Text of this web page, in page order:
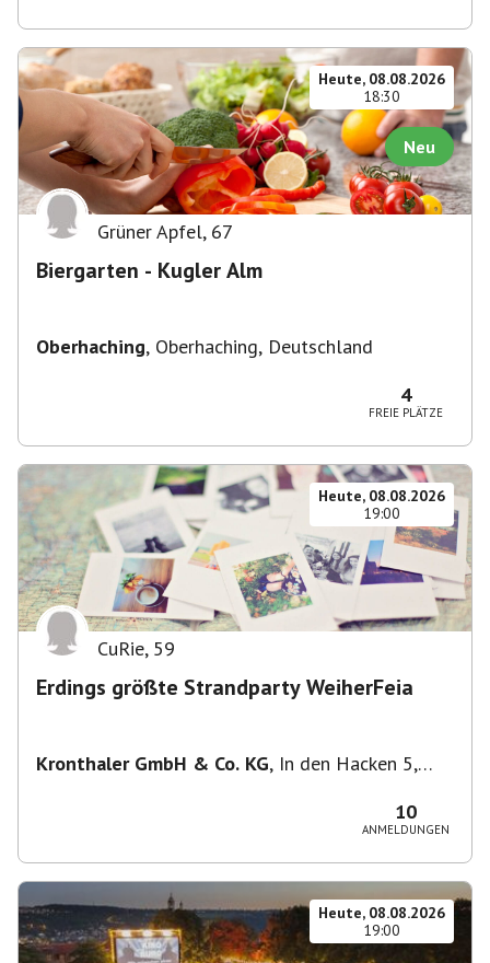
Heute, 08.08.2026
18:30
Neu
Grüner Apfel, 67
Biergarten - Kugler Alm
Oberhaching, Oberhaching, Deutschland
4
FREIE PLÄTZE
Heute, 08.08.2026
19:00
CuRie, 59
Erdings größte Strandparty WeiherFeia
Kronthaler GmbH & Co. KG, In den Hacken 5,
10
ANMELDUNGEN
Heute, 08.08.2026
19:00